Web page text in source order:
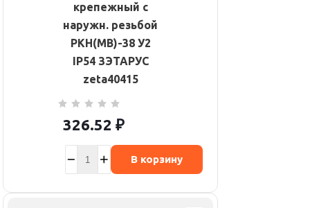
крепежный с
наружн. резьбой
РКН(МВ)-38 У2
IP54 ЗЭТАРУС
zeta40415
326.52 ₽
В корзину